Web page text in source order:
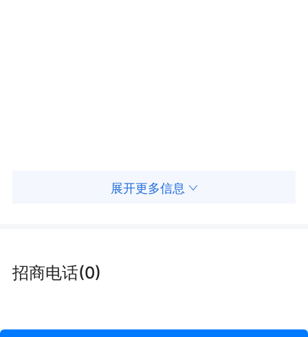
展开更多信息
招商电话(0)